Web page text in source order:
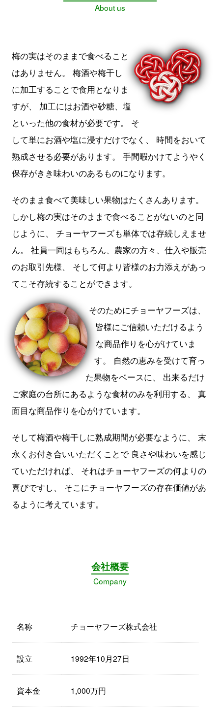
About us
梅の実はそのままで食べること
はありません。 梅酒や梅干し
に加工することで食用となりま
すが、 加工にはお酒や砂糖、塩
といった他の食材が必要です。 そ
して単にお酒や塩に浸すだけでなく、 時間をおいて
熟成させる必要があります。 手間暇かけてようやく
保存がきき味わいのあるものになります。
そのまま食べて美味しい果物はたくさんあります。
しかし梅の実はそのままで食べることがないのと同
じように、 チョーヤフーズも単体では存続しえませ
ん。 社員一同はもちろん、農家の方々、仕入や販売
のお取引先様、 そして何より皆様のお力添えがあっ
てこそ存続することができます。
そのためにチョーヤフーズは、
皆様にご信頼いただけるよう
な商品作りを心がけていま
す。 自然の恵みを受けて育っ
た果物をベースに、 出来るだけ
ご家庭の台所にあるような食材のみを利用する、 真
面目な商品作りを心がけています。
そして梅酒や梅干しに熟成期間が必要なように、 末
永くお付き合いいただくことで 良さや味わいを感じ
ていただければ、 それはチョーヤフーズの何よりの
喜びですし、 そこにチョーヤフーズの存在価値があ
るように考えています。
会社概要
Company
名称 チョーヤフーズ株式会社
設立 1992年10月27日
資本金 1,000万円